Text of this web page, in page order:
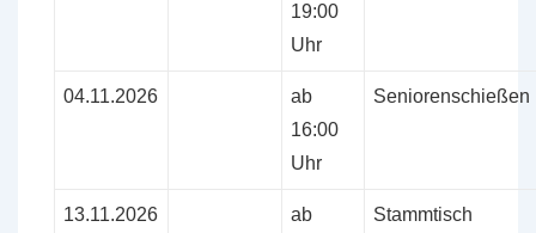
19:00
Uhr
04.11.2026
ab
16:00
Uhr
Seniorenschießen
13.11.2026
ab
Stammtisch